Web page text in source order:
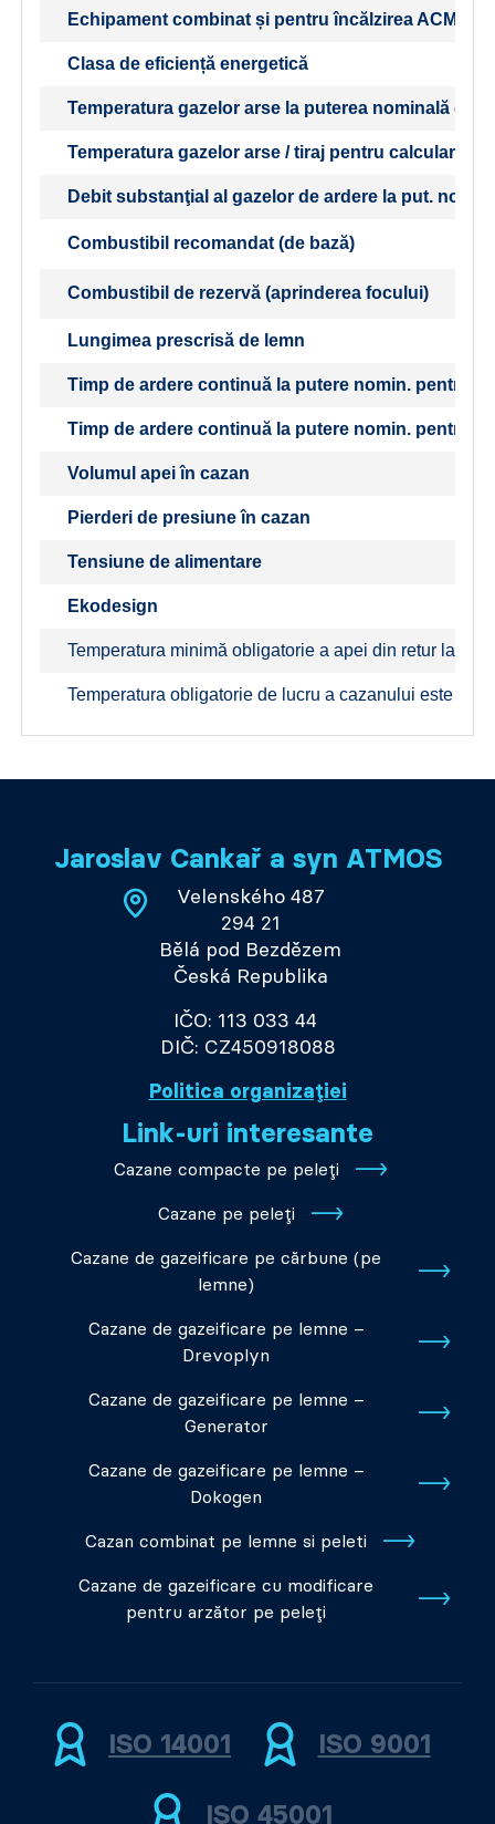
Echipament combinat și pentru încălzirea ACM
Clasa de eficiență energetică
Temperatura gazelor arse la puterea nominală
Temperatura gazelor arse / tiraj pentru calcularea
Debit substanţial al gazelor de ardere la put.
Combustibil recomandat (de bază)
Combustibil de rezervă (aprinderea focului)
Lungimea prescrisă de lemn
Timp de ardere continuă la putere nomin. pentru
Timp de ardere continuă la putere nomin. pentru
Volumul apei în cazan
Pierderi de presiune în cazan
Tensiune de alimentare
Ekodesign
Temperatura minimă obligatorie a apei din retur la
Temperatura obligatorie de lucru a cazanului este de
Jaroslav Cankař a syn ATMOS
Velenského 487
294 21
Bělá pod Bezdězem
Česká Republika
IČO: 113 033 44
DIČ: CZ450918088
Politica organizației
Link-uri interesante
Cazane compacte pe peleți
Cazane pe peleți
Cazane de gazeificare pe cărbune (pe
lemne)
Cazane de gazeificare pe lemne –
Drevoplyn
Cazane de gazeificare pe lemne –
Generator
Cazane de gazeificare pe lemne –
Dokogen
Cazan combinat pe lemne si peleti
Cazane de gazeificare cu modificare
pentru arzător pe peleți
ISO 14001 ISO 9001
ISO 45001